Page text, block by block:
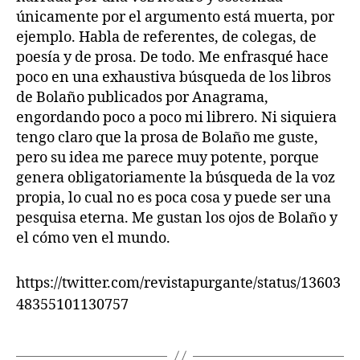
únicamente por el argumento está muerta, por
ejemplo. Habla de referentes, de colegas, de
poesía y de prosa. De todo. Me enfrasqué hace
poco en una exhaustiva búsqueda de los libros
de Bolaño publicados por Anagrama,
engordando poco a poco mi librero. Ni siquiera
tengo claro que la prosa de Bolaño me guste,
pero su idea me parece muy potente, porque
genera obligatoriamente la búsqueda de la voz
propia, lo cual no es poca cosa y puede ser una
pesquisa eterna. Me gustan los ojos de Bolaño y
el cómo ven el mundo.
https://twitter.com/revistapurgante/status/13603
48355101130757